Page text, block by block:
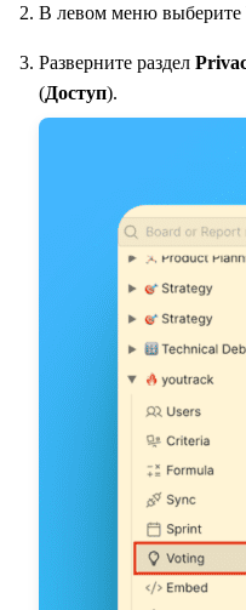
В левом меню выберите
Разверните раздел
(Доступ).